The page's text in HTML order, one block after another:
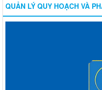
QUẢN LÝ QUY HOẠCH VÀ